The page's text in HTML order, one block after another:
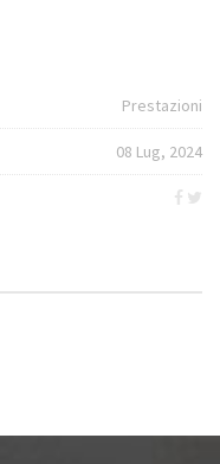
Prestazioni
08 Lug, 2024